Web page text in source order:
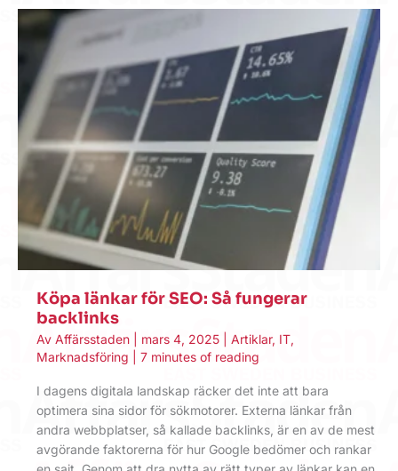
Köpa länkar för SEO: Så fungerar
backlinks
Av Affärsstaden mars 4, 2025 Artiklar, IT,
Marknadsföring
7 minutes of reading
I dagens digitala landskap räcker det inte att bara
optimera sina sidor för sökmotorer. Externa länkar från
andra webbplatser, så kallade backlinks, är en av de mest
avgörande faktorerna för hur Google bedömer och rankar